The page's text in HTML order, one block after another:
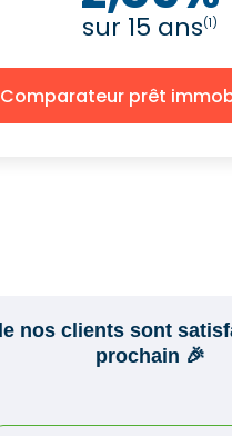
sur 15 ans(1)
Comparateur prêt